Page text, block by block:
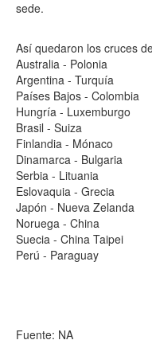
sede.
Así quedaron los cruces
Australia - Polonia
Argentina - Turquía
Países Bajos - Colombia
Hungría - Luxemburgo
Brasil - Suiza
Finlandia - Mónaco
Dinamarca - Bulgaria
Serbia - Lituania
Eslovaquia - Grecia
Japón - Nueva Zelanda
Noruega - China
Suecia - China Taipei
Perú - Paraguay
Fuente: NA